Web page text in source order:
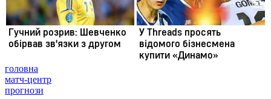
головна
матч-центр
прогнози